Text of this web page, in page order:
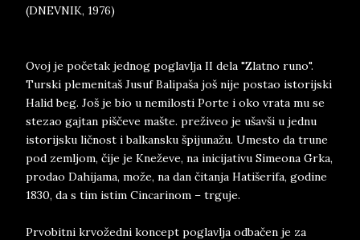
(DNEVNIK, 1976)
Ovoj je početak jednog poglavlja II dela "Zlatno runo".
Turski plemenitaš Jusuf Balipaša još nije postao istorijski
Halid beg. Još je bio u nemilosti Porte i oko vrata mu se
stezao gajtan piščeve mašte. preživeo je ušavši u jednu
istorijsku ličnost i balkansku špijunažu. Umesto da trune
pod zemljom, čije je Kneževe, na inicijativu Simeona Grka,
prodao Dahijama, može, na dan čitanja Hatišerifa, godine
1830, da s tim istim Cincarinom – trguje.
Prvobitni krvožedni koncept poglavlja odbačen je za